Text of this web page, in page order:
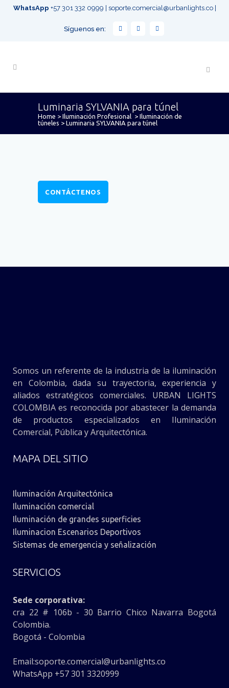
WhatsApp +57 301 332 0999 soporte.comercial@urbanlights.co|
Síguenos en:
Luminaria SYLVANIA para túnel
Home > Iluminación Profesional > Iluminación de
túneles > Luminaria SYLVANIA para túnel
CONTÁCTENOS
Somos un referente de la industria de la iluminación
en Colombia, dada su trayectoria, experiencia y
aliados estratégicos comerciales. URBAN LIGHTS
COLOMBIA es reconocida por abastecer la demanda
de productos especializados en Iluminación
Comercial, Pública y Arquitectónica.
MAPA DEL SITIO
Iluminación Arquitectónica
Iluminación comercial
Iluminación de grandes superficies
Iluminacion Escenarios Deportivos
Sistemas de emergencia y señalización
SERVICIOS
Sede corporativa:
cra 22 # 106b - 30 Barrio Chico Navarra Bogotá
Colombia.
Bogotá - Colombia
Email:soporte.comercial@urbanlights.co
WhatsApp +57 301 3320999